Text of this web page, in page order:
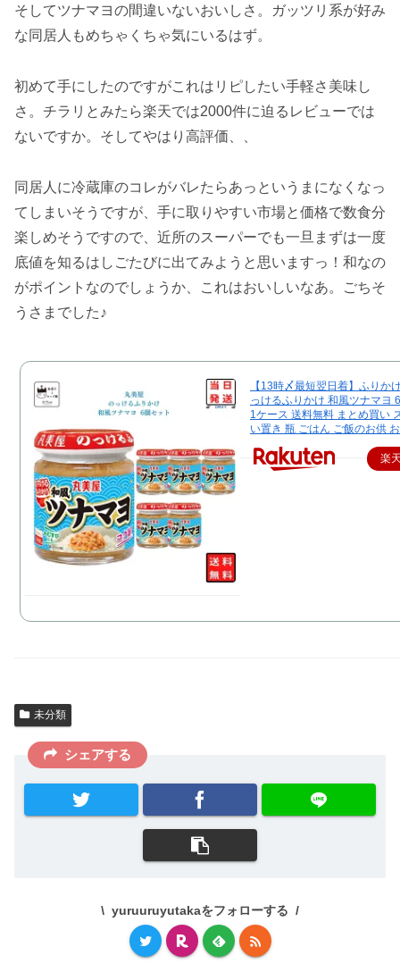
そしてツナマヨの間違いないおいしさ。ガッツリ系が好み
な同居人もめちゃくちゃ気にいるはず。
初めて手にしたのですがこれはリピしたい手軽さ美味し
さ。チラリとみたら楽天では2000件に迫るレビューでは
ないですか。そしてやはり高評価、、
同居人に冷蔵庫のコレがバレたらあっというまになくなっ
てしまいそうですが、手に取りやすい市場と価格で数食分
楽しめそうですので、近所のスーパーでも一旦まずは一度
底値を知るはしごたびに出てみようと思いますっ！和なの
がポイントなのでしょうか、これはおいしいなあ。ごちそ
うさまでした♪
【13時〆最短翌日着】ふりか
っけるふりかけ 和風ツナマヨ
1ケース 送料無料 まとめ買い
い置き 瓶 ごはん ご飯のお供
楽
未分類
シェアする
yuruuruyutakaをフォローする